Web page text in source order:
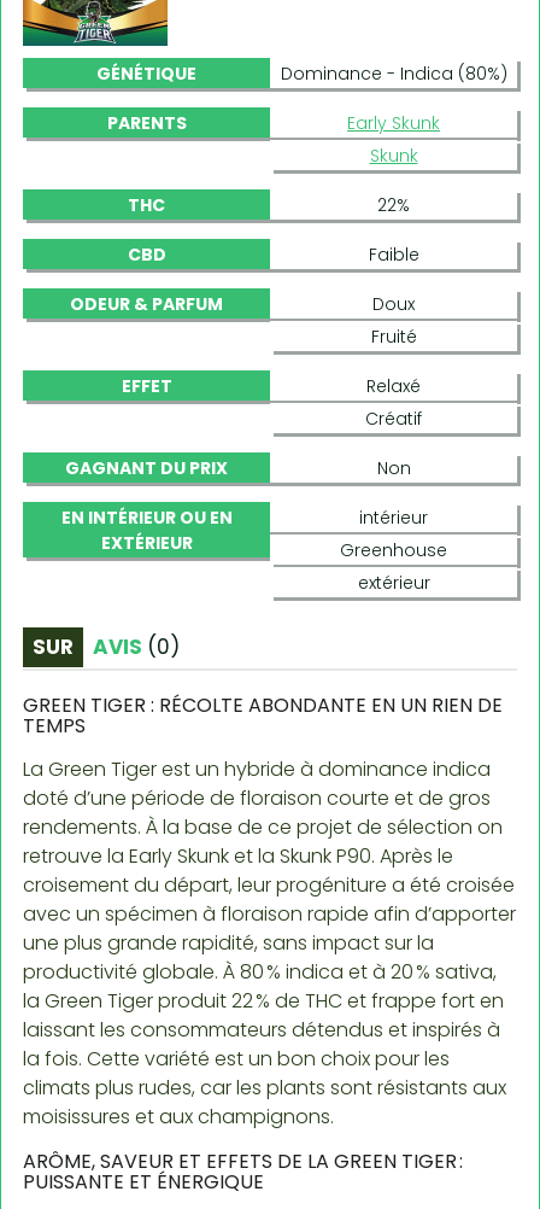
GÉNÉTIQUE Dominance - Indica (80%)
PARENTS
Early Skunk
Skunk
THC 22%
CBD Faible
ODEUR & PARFUM
Doux
Fruité
EFFET
Relaxé
Créatif
GAGNANT DU PRIX Non
EN INTÉRIEUR OU EN
EXTÉRIEUR
intérieur
Greenhouse
extérieur
SUR AVIS (0)
GREEN TIGER : RÉCOLTE ABONDANTE EN UN RIEN DE
TEMPS
La Green Tiger est un hybride à dominance indica
doté d’une période de floraison courte et de gros
rendements. À la base de ce projet de sélection on
retrouve la Early Skunk et la Skunk P90. Après le
croisement du départ, leur progéniture a été croisée
avec un spécimen à floraison rapide afin d’apporter
une plus grande rapidité, sans impact sur la
productivité globale. À 80 % indica et à 20 % sativa,
la Green Tiger produit 22 % de THC et frappe fort en
laissant les consommateurs détendus et inspirés à
la fois. Cette variété est un bon choix pour les
climats plus rudes, car les plants sont résistants aux
moisissures et aux champignons.
ARÔME, SAVEUR ET EFFETS DE LA GREEN TIGER :
PUISSANTE ET ÉNERGIQUE